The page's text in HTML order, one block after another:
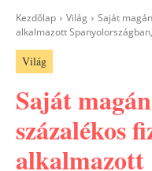
Kezdőlap Világ
Saját
alkalmazott
Világ
Saját
százalékos
alkalmazott